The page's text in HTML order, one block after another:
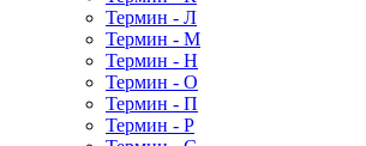
Термин - Л
Термин - М
Термин - Н
Термин - О
Термин - П
Термин - Р